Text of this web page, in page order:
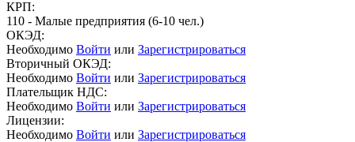
КРП:
110 - Малые предприятия (6-10 чел.)
ОКЭД:
Необходимо Войти или Зарегистрироваться
Вторичный ОКЭД:
Необходимо Войти или Зарегистрироваться
Плательщик НДС:
Необходимо Войти или Зарегистрироваться
Лицензии:
Необходимо Войти или Зарегистрироваться